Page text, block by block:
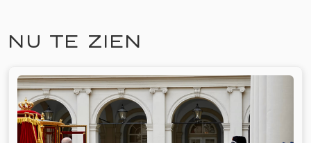
lezen wat er tijdens de zomeropenstelling te
zien en te doen is op Paleis Noordeinde en de
NU TE ZIEN